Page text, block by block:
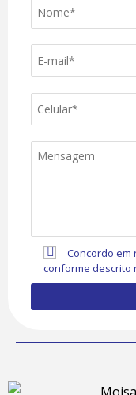
Concordo em
conforme descrito